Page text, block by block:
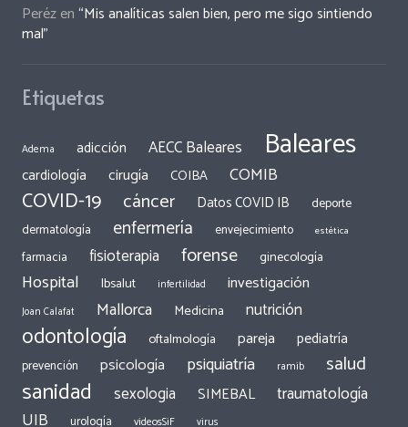
Perézen“Mis analíticas salen bien, pero me sigo sintiendo
mal”
Etiquetas
Adema adicción AECC Baleares Baleares
cardiología cirugía COIBA COMIB
COVID-19 cáncer Datos COVID IB
deporte
dermatología
enfermería envejecimiento estética
farmacia fisioterapia forense ginecología
Hospital Ibsalut infertilidad investigación
Joan Calafat Mallorca Medicina nutrición
odontología oftalmología pareja pediatría
prevención psicología psiquiatría ramib salud
sanidad sexologia SIMEBAL traumatología
UIB urología videosSiF virus